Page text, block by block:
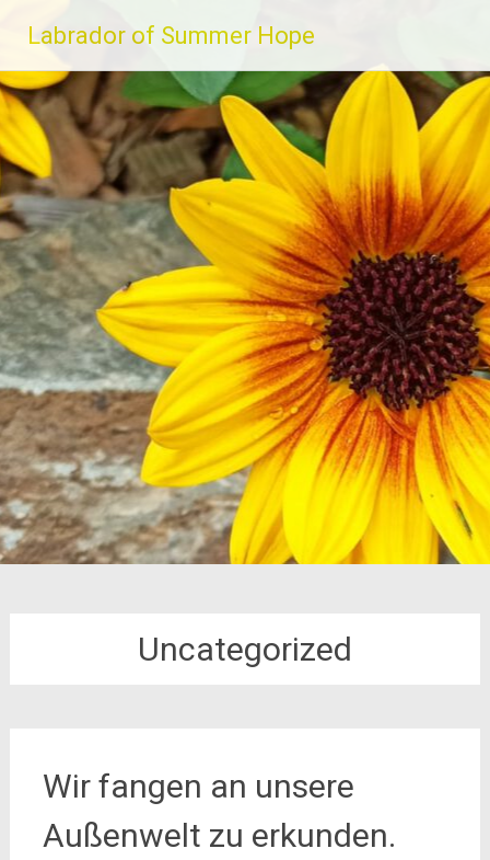
Inhalt
springen
Labrador of Summer Hope
Uncategorized
Wir fangen an unsere
Außenwelt zu erkunden.